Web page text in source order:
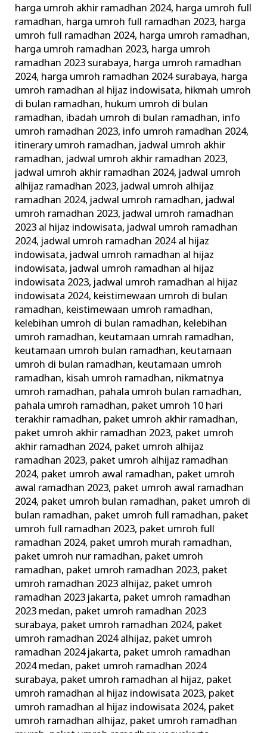
harga umroh akhir ramadhan 2024, harga umroh full
ramadhan, harga umroh full ramadhan 2023, harga
umroh full ramadhan 2024, harga umroh ramadhan,
harga umroh ramadhan 2023, harga umroh
ramadhan 2023 surabaya, harga umroh ramadhan
2024, harga umroh ramadhan 2024 surabaya, harga
umroh ramadhan al hijaz indowisata, hikmah umroh
di bulan ramadhan, hukum umroh di bulan
ramadhan, ibadah umroh di bulan ramadhan, info
umroh ramadhan 2023, info umroh ramadhan 2024,
itinerary umroh ramadhan, jadwal umroh akhir
ramadhan, jadwal umroh akhir ramadhan 2023,
jadwal umroh akhir ramadhan 2024, jadwal umroh
alhijaz ramadhan 2023, jadwal umroh alhijaz
ramadhan 2024, jadwal umroh ramadhan, jadwal
umroh ramadhan 2023, jadwal umroh ramadhan
2023 al hijaz indowisata, jadwal umroh ramadhan
2024, jadwal umroh ramadhan 2024 al hijaz
indowisata, jadwal umroh ramadhan al hijaz
indowisata, jadwal umroh ramadhan al hijaz
indowisata 2023, jadwal umroh ramadhan al hijaz
indowisata 2024, keistimewaan umroh di bulan
ramadhan, keistimewaan umroh ramadhan,
kelebihan umroh di bulan ramadhan, kelebihan
umroh ramadhan, keutamaan umrah ramadhan,
keutamaan umroh bulan ramadhan, keutamaan
umroh di bulan ramadhan, keutamaan umroh
ramadhan, kisah umroh ramadhan, nikmatnya
umroh ramadhan, pahala umroh bulan ramadhan,
pahala umroh ramadhan, paket umroh 10 hari
terakhir ramadhan, paket umroh akhir ramadhan,
paket umroh akhir ramadhan 2023, paket umroh
akhir ramadhan 2024, paket umroh alhijaz
ramadhan 2023, paket umroh alhijaz ramadhan
2024, paket umroh awal ramadhan, paket umroh
awal ramadhan 2023, paket umroh awal ramadhan
2024, paket umroh bulan ramadhan, paket umroh di
bulan ramadhan, paket umroh full ramadhan, paket
umroh full ramadhan 2023, paket umroh full
ramadhan 2024, paket umroh murah ramadhan,
paket umroh nur ramadhan, paket umroh
ramadhan, paket umroh ramadhan 2023, paket
umroh ramadhan 2023 alhijaz, paket umroh
ramadhan 2023 jakarta, paket umroh ramadhan
2023 medan, paket umroh ramadhan 2023
surabaya, paket umroh ramadhan 2024, paket
umroh ramadhan 2024 alhijaz, paket umroh
ramadhan 2024 jakarta, paket umroh ramadhan
2024 medan, paket umroh ramadhan 2024
surabaya, paket umroh ramadhan al hijaz, paket
umroh ramadhan al hijaz indowisata 2023, paket
umroh ramadhan al hijaz indowisata 2024, paket
umroh ramadhan alhijaz, paket umroh ramadhan